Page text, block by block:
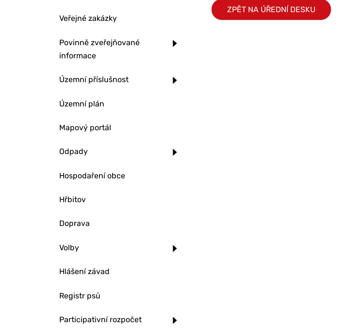
ZPĚT NA ÚŘEDNÍ DESKU
Veřejné zakázky
Povinně zveřejňované
informace
Územní příslušnost
Územní plán
Mapový portál
Odpady
Hospodaření obce
Hřbitov
Doprava
Volby
Hlášení závad
Registr psů
Participativní rozpočet